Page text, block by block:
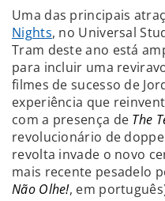
Uma das principais
Nights, no Universal
Tram deste ano está
para incluir uma
filmes de sucesso de
experiência que
com a presença de The
revolucionário de
revolta invade o novo
mais recente pesadelo
Não Olhe!, em